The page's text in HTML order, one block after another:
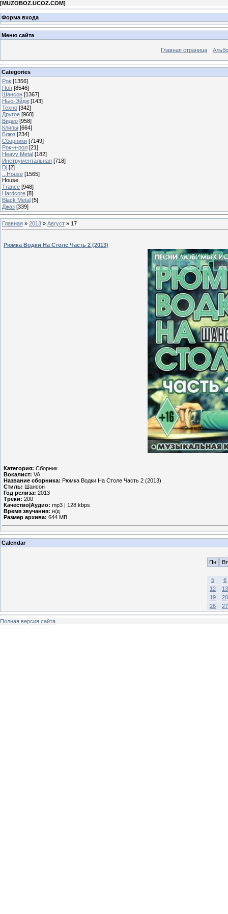
[MUZOBOZ.UCOZ.COM]
Форма входа
Меню сайта
Главная страница
Categories
Рок [1356]
Поп [8546]
Шансон [1367]
Нью-Эйдж [143]
Техно [342]
Другое [960]
Видео [958]
Клипы [664]
Блюз [234]
Сборники [7149]
Рок-н-рол [21]
Heavy Metal [182]
Инструментальная [718]
Dj [2]
...House [1565]
House
Trance [948]
Hardcore [8]
Black Metal [5]
Джаз [339]
Главная » 2013 » Август » 17
Рюмка Водки На Столе Часть 2 (2013)
Категория: Сборник
Вокалист: VA
Название сборника: Рюмка Водки На Столе Часть 2 (2013)
Стиль: Шансон
Год релиза: 2013
Треки: 200
Качество|Аудио: mp3 | 128 kbps
Время звучания: н/д
Размер архива: 644 MB
Calendar
Пн
Вт
5
6
12
13
19
20
26
27
Полная версия сайта